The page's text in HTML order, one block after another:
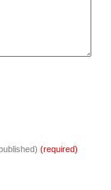
(required)